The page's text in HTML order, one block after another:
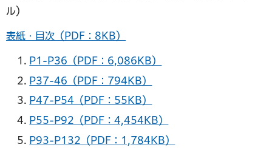
ル）
表紙・目次（PDF：8KB）
P1-P36（PDF：6,086KB）
P37-46（PDF：794KB）
P47-P54（PDF：55KB）
P55-P92（PDF：4,454KB）
P93-P132（PDF：1,784KB）